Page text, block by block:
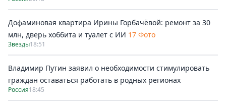
Дофаминовая квартира Ирины Горбачёвой: ремонт за 30
млн, дверь хоббита и туалет с ИИ 17 Фото
Звезды18:51
Владимир Путин заявил о необходимости стимулировать
граждан оставаться работать в родных регионах
Россия18:45